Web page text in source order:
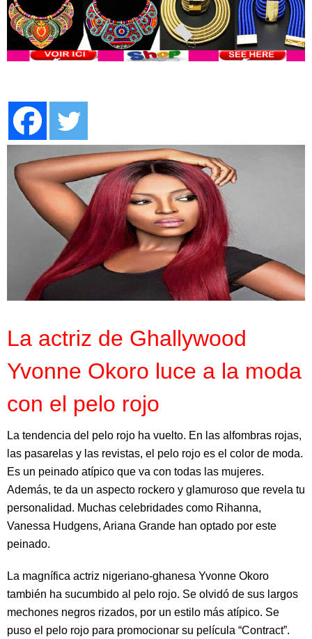
La actriz de Ghallywood
Yvonne Okoro luce a la moda
con el pelo rojo
La tendencia del pelo rojo ha vuelto. En las alfombras rojas,
las pasarelas y las revistas, el pelo rojo es el color de moda.
Es un peinado atípico que va con todas las mujeres.
Además, te da un aspecto rockero y glamuroso que revela tu
personalidad. Muchas celebridades como Rihanna,
Vanessa Hudgens, Ariana Grande han optado por este
peinado.
La magnífica actriz nigeriano-ghanesa Yvonne Okoro
también ha sucumbido al pelo rojo. Se olvidó de sus largos
mechones negros rizados, por un estilo más atípico. Se
puso el pelo rojo para promocionar su película “Contract”.